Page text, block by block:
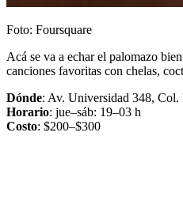
Foto: Foursquare
Acá se va a echar el palomazo
canciones favoritas con chelas,
Dónde: Av. Universidad 348, Col.
Horario: jue–sáb: 19–03 h
Costo: $200–$300